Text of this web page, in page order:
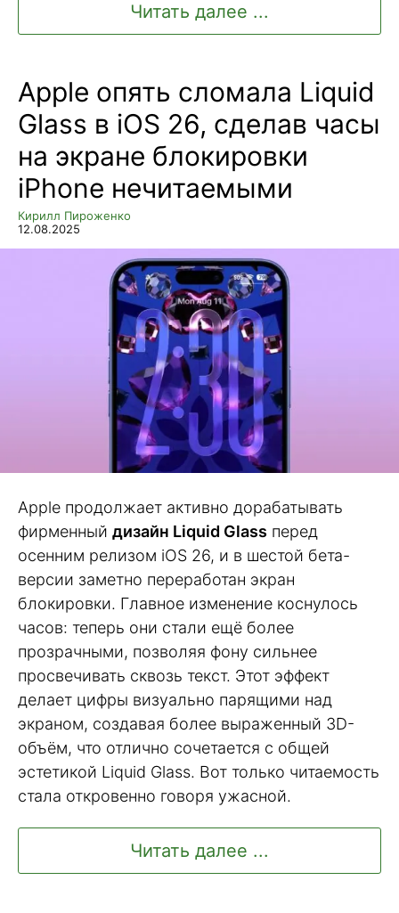
Читать далее ...
Apple опять сломала Liquid
Glass в iOS 26, сделав часы
на экране блокировки
iPhone нечитаемыми
Кирилл Пироженко
12.08.2025
Apple продолжает активно дорабатывать
фирменный дизайн Liquid Glass перед
осенним релизом iOS 26, и в шестой бета-
версии заметно переработан экран
блокировки. Главное изменение коснулось
часов: теперь они стали ещё более
прозрачными, позволяя фону сильнее
просвечивать сквозь текст. Этот эффект
делает цифры визуально парящими над
экраном, создавая более выраженный 3D-
объём, что отлично сочетается с общей
эстетикой Liquid Glass. Вот только читаемость
стала откровенно говоря ужасной.
Читать далее ...